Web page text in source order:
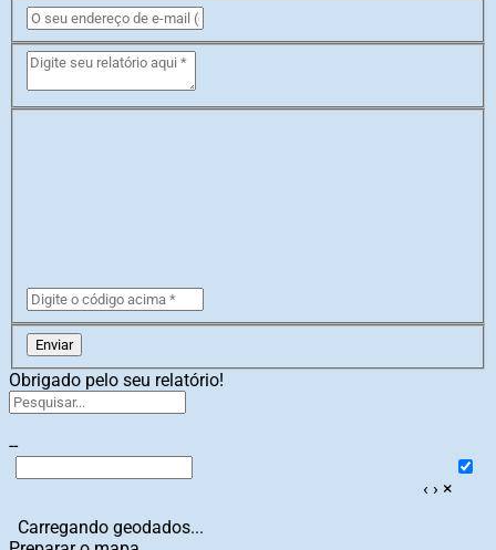
Enviar
Obrigado pelo seu relatório!
--
‹ › ×
Carregando geodados...